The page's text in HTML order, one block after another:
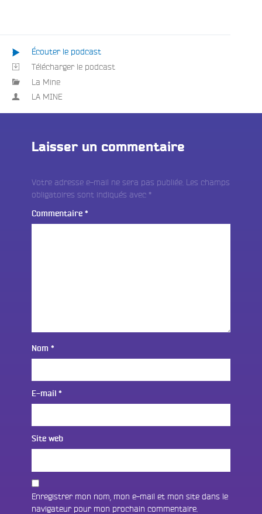
Écouter le podcast
Télécharger le podcast
La Mine
LA MINE
Laisser un commentaire
Votre adresse e-mail ne sera pas publiée. Les champs
obligatoires sont indiqués avec *
Commentaire *
Nom *
E-mail *
Site web
Enregistrer mon nom, mon e-mail et mon site dans le
navigateur pour mon prochain commentaire.